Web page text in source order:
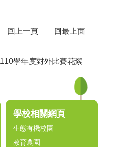
回上一頁 回最上面
110學年度對外比賽花絮
學校相關網頁
生態有機校園
教育農園